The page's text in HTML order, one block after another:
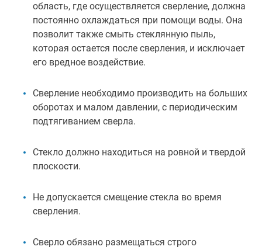
область, где осуществляется сверление, должна
постоянно охлаждаться при помощи воды. Она
позволит также смыть стеклянную пыль,
которая остается после сверления, и исключает
его вредное воздействие.
Сверление необходимо производить на больших
оборотах и малом давлении, с периодическим
подтягиванием сверла.
Стекло должно находиться на ровной и твердой
плоскости.
Не допускается смещение стекла во время
сверления.
Сверло обязано размещаться строго